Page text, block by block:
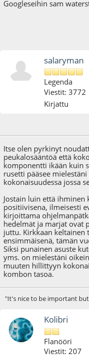
Googleseihin sam
salaryman
Legenda
Viestit: 3772
Kirjattu
Itse olen pyrkinyt
peukalosääntöä että
komponentti ikään kuin
rusetti pääsee
kokonaisuudessa jossa
Jostain luin että ihminen
positiivisena, ilmeisesti
kirjoittama
hedelmät ja marjat ovat
juttu. Kirkkaan keltainen
ensimmäisenä, tämän
Siksi punainen asuste
yms. on mielestäni
muuten hillittyyn
kombon tasoa.
"It's nice to be important
Kolibri
Flanööri
Viestit: 207